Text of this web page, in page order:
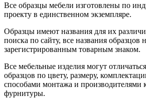
Все образцы мебели изготовлены по
проекту в единственном экземпляре.
Образцы имеют названия для их
поиска по сайту, все названия образцов
зарегистрированным товарным знаком.
Все мебельные изделия могут
образцов по цвету, размеру,
способами монтажа и
фурнитуры.